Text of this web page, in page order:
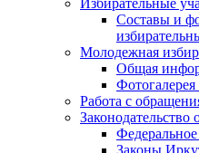
Избирательные
Составы и
Молодежная
Общая
Работа с
Федеральное
Законы